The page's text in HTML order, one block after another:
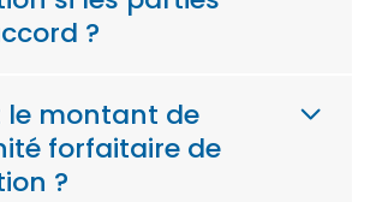
?
le montant de
forfaitaire de
?